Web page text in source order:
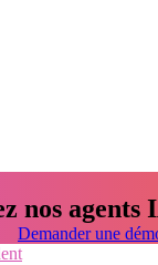
nos agents
Demander une